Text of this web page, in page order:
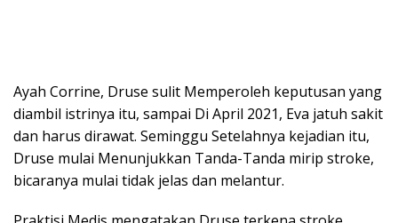
Ayah Corrine, Druse sulit Memperoleh keputusan yang
diambil istrinya itu, sampai Di April 2021, Eva jatuh sakit
dan harus dirawat. Seminggu Setelahnya kejadian itu,
Druse mulai Menunjukkan Tanda-Tanda mirip stroke,
bicaranya mulai tidak jelas dan melantur.